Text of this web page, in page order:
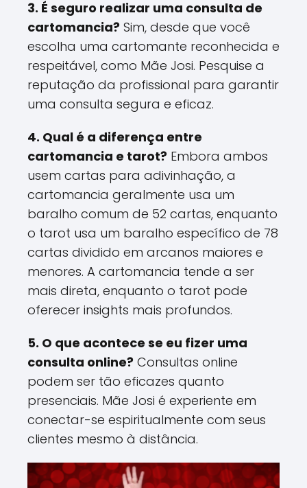
3. É seguro realizar uma consulta de
cartomancia? Sim, desde que você
escolha uma cartomante reconhecida e
respeitável, como Mãe Josi. Pesquise a
reputação da profissional para garantir
uma consulta segura e eficaz.
4. Qual é a diferença entre
cartomancia e tarot? Embora ambos
usem cartas para adivinhação, a
cartomancia geralmente usa um
baralho comum de 52 cartas, enquanto
o tarot usa um baralho específico de 78
cartas dividido em arcanos maiores e
menores. A cartomancia tende a ser
mais direta, enquanto o tarot pode
oferecer insights mais profundos​.
5. O que acontece se eu fizer uma
consulta online? Consultas online
podem ser tão eficazes quanto
presenciais. Mãe Josi é experiente em
conectar-se espiritualmente com seus
clientes mesmo à distância​.